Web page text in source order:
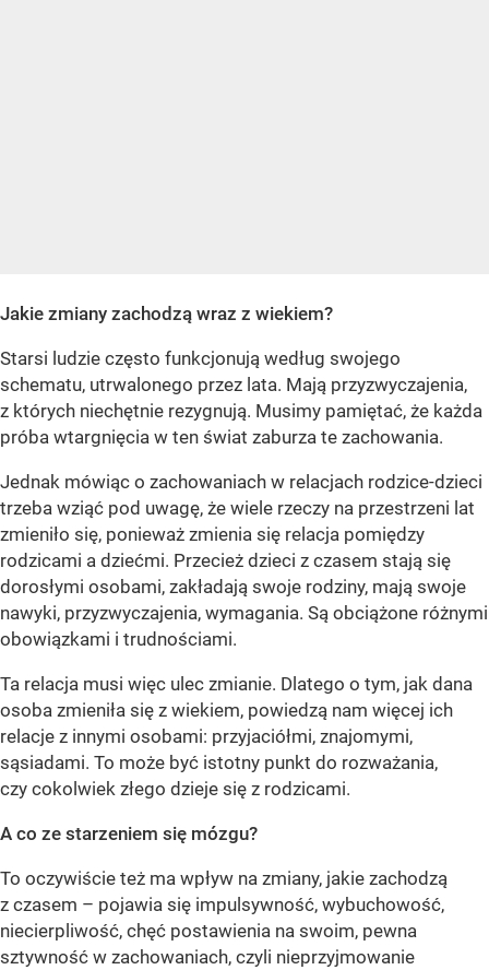
Jakie zmiany zachodzą wraz z wiekiem?
Starsi ludzie często funkcjonują według swojego
schematu, utrwalonego przez lata. Mają przyzwyczajenia,
z których niechętnie rezygnują. Musimy pamiętać, że każda
próba wtargnięcia w ten świat zaburza te zachowania.
Jednak mówiąc o zachowaniach w relacjach rodzice-dzieci
trzeba wziąć pod uwagę, że wiele rzeczy na przestrzeni lat
zmieniło się, ponieważ zmienia się relacja pomiędzy
rodzicami a dziećmi. Przecież dzieci z czasem stają się
dorosłymi osobami, zakładają swoje rodziny, mają swoje
nawyki, przyzwyczajenia, wymagania. Są obciążone różnymi
obowiązkami i trudnościami.
Ta relacja musi więc ulec zmianie. Dlatego o tym, jak dana
osoba zmieniła się z wiekiem, powiedzą nam więcej ich
relacje z innymi osobami: przyjaciółmi, znajomymi,
sąsiadami. To może być istotny punkt do rozważania,
czy cokolwiek złego dzieje się z rodzicami.
A co ze starzeniem się mózgu?
To oczywiście też ma wpływ na zmiany, jakie zachodzą
z czasem – pojawia się impulsywność, wybuchowość,
niecierpliwość, chęć postawienia na swoim, pewna
sztywność w zachowaniach, czyli nieprzyjmowanie